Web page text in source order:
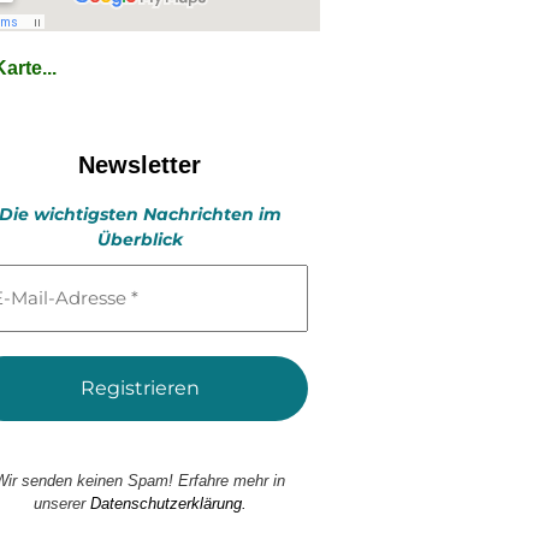
Newsletter
Die wichtigsten Nachrichten im
Überblick
senden keinen Spam! Erfahre mehr in
unserer Datenschutzerklärung.